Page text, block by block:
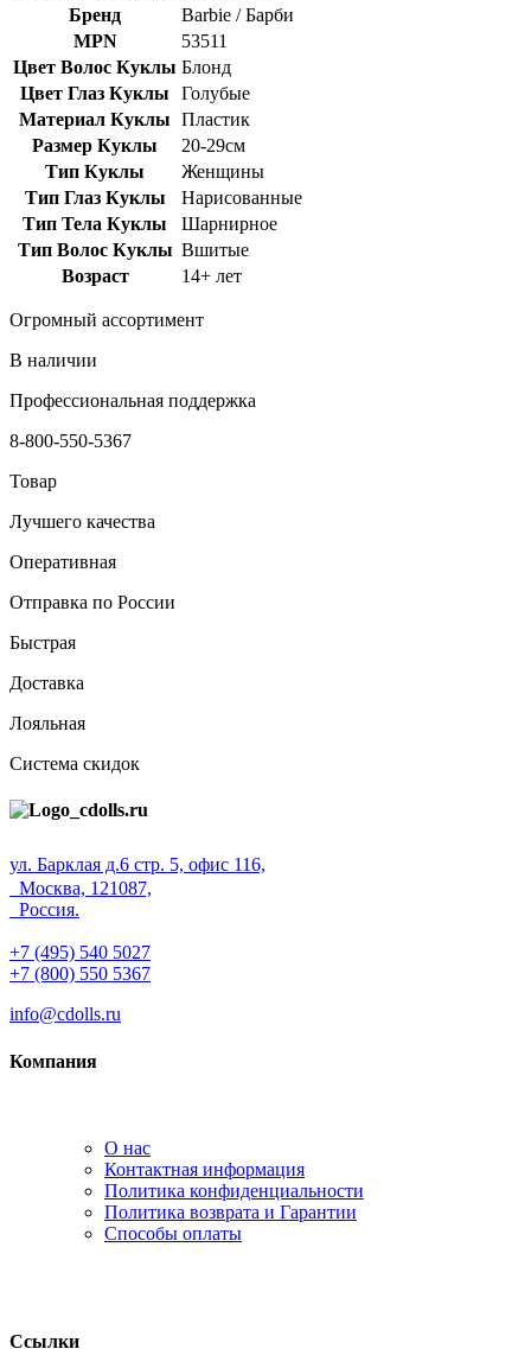
Бренд
Barbie / Барби
MPN
53511
Цвет Волос Куклы Блонд
Цвет Глаз Куклы
Голубые
Материал Куклы Пластик
Размер Куклы
20-29см
Тип Куклы
Женщины
Тип Глаз Куклы
Нарисованные
Тип Тела Куклы
Шарнирное
Тип Волос Куклы Вшитые
Возраст
14+ лет
Огромный ассортимент
В наличии
Профессиональная поддержка
8-800-550-5367
Товар
Лучшего качества
Оперативная
Отправка по России
Быстрая
Доставка
Лояльная
Система скидок
ул. Барклая д.6 стр. 5, офис 116,
Москва, 121087,
Россия.
+7 (495) 540 5027
+7 (800) 550 5367
info@cdolls.ru
Компания
О нас
Контактная информация
Политика конфиденциальности
Политика возврата и Гарантии
Способы оплаты
Ссылки